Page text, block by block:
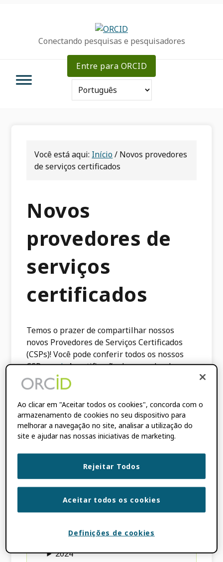
navegaçãoConectando pesquisas e pesquisadores
Entre para ORCID
Você está aqui: Início/ Novos provedores
de serviços certificados
Novos
provedores de
serviços
certificados
Temos o prazer de compartilhar nossos
novos Provedores de Serviços Certificados
(CSPs)! Você pode conferir todos os nossos
CSPsaqui.. A certificação de provedor de
serviços permite integração fácil e confiável
em fluxos de trabalho e sistemas locais e
fornece uma experiência de usuário mais
consistente para pesquisadores quando
encontram ORCID. Você é um ORCID
Provedor de Serviços pronto para certificar?
provedor de serviços.
2026
2024
Ao clicar em "Aceitar todos os cookies", concorda com o
armazenamento de cookies no seu dispositivo para
melhorar a navegação no site, analisar a utilização do
site e ajudar nas nossas iniciativas de marketing.
Rejeitar Todos
Aceitar todos os cookies
Definições de cookies